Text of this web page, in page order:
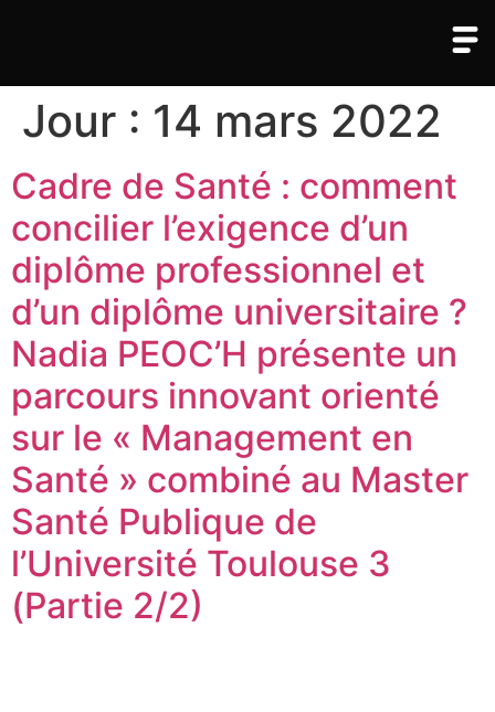
Jour : 14 mars 2022
Cadre de Santé : comment
concilier l’exigence d’un
diplôme professionnel et
d’un diplôme universitaire ?
Nadia PEOC’H présente un
parcours innovant orienté
sur le « Management en
Santé » combiné au Master
Santé Publique de
l’Université Toulouse 3
(Partie 2/2)